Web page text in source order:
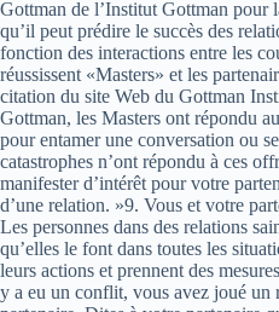
Gottman de l’Institut Gottman pour
qu’il peut prédire le succès des
fonction des interactions entre les
réussissent «Masters» et les
citation du site Web du Gottman
Gottman, les Masters ont répondu
pour entamer une conversation ou
catastrophes n’ont répondu à ces
manifester d’intérêt pour votre
d’une relation. »9. Vous et votre
Les personnes dans des relations
qu’elles le font dans toutes les
leurs actions et prennent des
y a eu un conflit, vous avez joué un